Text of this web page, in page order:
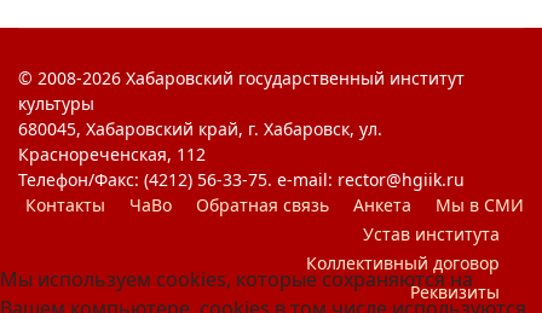
© 2008-2026 Хабаровский государственный институт
культуры
680045, Хабаровский край, г. Хабаровск, ул.
Краснореченская, 112
Телефон/Факс: (4212) 56-33-75. e-mail: rector@hgiik.ru
Контакты
ЧаВо Обратная связь Анкета
Мы в СМИ
Устав института
Коллективный договор
Реквизиты
Мы используем cookies, которые сохраняются на